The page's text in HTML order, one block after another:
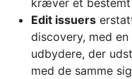
kræver et bestemt
Edit issuers
discovery, med
udbydere, der
med de samme